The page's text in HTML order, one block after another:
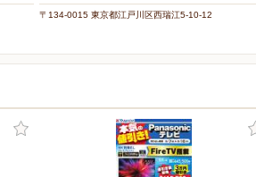
〒134-0015 東京都江戸川区西瑞江5-10-12